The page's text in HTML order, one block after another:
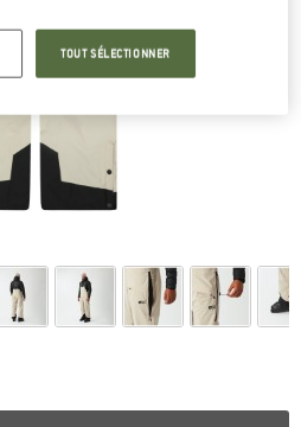
TOUT SÉLECTIONNER